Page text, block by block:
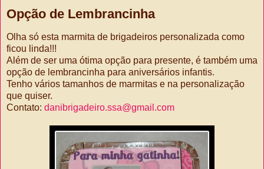
Opção de Lembrancinha
Olha só esta marmita de brigadeiros personalizada como
ficou linda!!!
Além de ser uma ótima opção para presente, é também uma
opção de lembrancinha para aniversários infantis.
Tenho vários tamanhos de marmitas e na personalização
que quiser.
Contato: danibrigadeiro.ssa@gmail.com